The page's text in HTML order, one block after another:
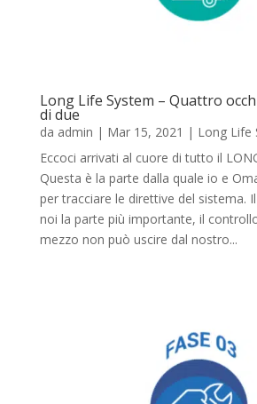
Long Life System – Quattro
di due
da admin | Mar 15, 2021 | Long Life
Eccoci arrivati al cuore di tutto il
Questa è la parte dalla quale io e
per tracciare le direttive del sistema.
noi la parte più importante, il
mezzo non può uscire dal nostro...